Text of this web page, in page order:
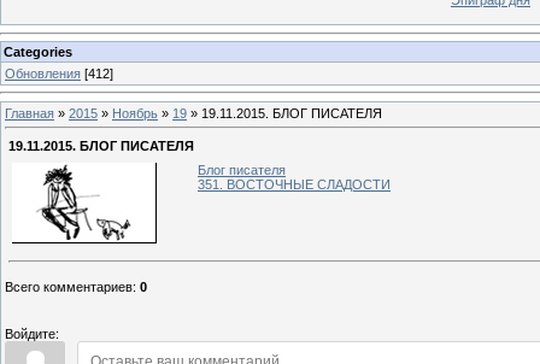
Categories
Обновления [412]
Главная » 2015 » Ноябрь » 19 » 19.11.2015. БЛОГ ПИСАТЕЛЯ
19.11.2015. БЛОГ ПИСАТЕЛЯ
Блог писателя
351. ВОСТОЧНЫЕ СЛАДОСТИ
Всего комментариев: 0
Войдите: